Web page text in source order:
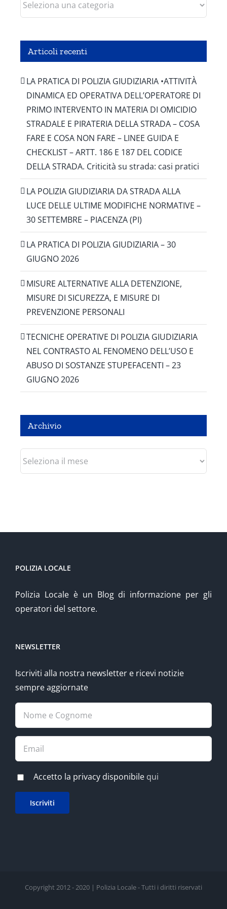
Articoli recenti
LA PRATICA DI POLIZIA GIUDIZIARIA •ATTIVITÀ
DINAMICA ED OPERATIVA DELL’OPERATORE DI
PRIMO INTERVENTO IN MATERIA DI OMICIDIO
STRADALE E PIRATERIA DELLA STRADA – COSA
FARE E COSA NON FARE – LINEE GUIDA E
CHECKLIST – ARTT. 186 E 187 DEL CODICE
DELLA STRADA. Criticità su strada: casi pratici
LA POLIZIA GIUDIZIARIA DA STRADA ALLA
LUCE DELLE ULTIME MODIFICHE NORMATIVE –
30 SETTEMBRE – PIACENZA (PI)
LA PRATICA DI POLIZIA GIUDIZIARIA – 30
GIUGNO 2026
MISURE ALTERNATIVE ALLA DETENZIONE,
MISURE DI SICUREZZA, E MISURE DI
PREVENZIONE PERSONALI
TECNICHE OPERATIVE DI POLIZIA GIUDIZIARIA
NEL CONTRASTO AL FENOMENO DELL’USO E
ABUSO DI SOSTANZE STUPEFACENTI – 23
GIUGNO 2026
Archivio
Archivio
POLIZIA LOCALE
Polizia Locale è un Blog di informazione per gli
operatori del settore.
NEWSLETTER
Iscriviti alla nostra newsletter e ricevi notizie
sempre aggiornate
Accetto la privacy disponibile qui
Copyright 2012 - 2020 | Polizia Locale - Tutti i diritti riservati